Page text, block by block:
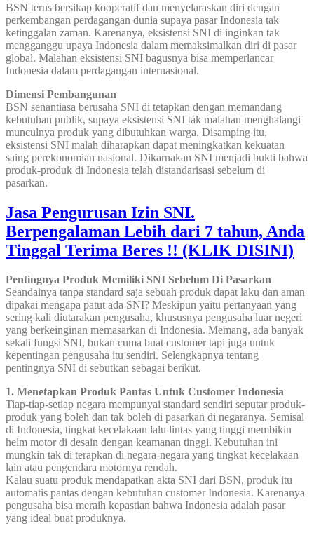
BSN terus bersikap kooperatif dan menyelaraskan diri dengan
perkembangan perdagangan dunia supaya pasar Indonesia tak
ketinggalan zaman. Karenanya, eksistensi SNI di inginkan tak
mengganggu upaya Indonesia dalam memaksimalkan diri di pasar
global. Malahan eksistensi SNI bagusnya bisa memperlancar
Indonesia dalam perdagangan internasional.
Dimensi Pembangunan
BSN senantiasa berusaha SNI di tetapkan dengan memandang
kebutuhan publik, supaya eksistensi SNI tak malahan menghalangi
munculnya produk yang dibutuhkan warga. Disamping itu,
eksistensi SNI malah diharapkan dapat meningkatkan kekuatan
saing perekonomian nasional. Dikarnakan SNI menjadi bukti bahwa
produk-produk di Indonesia telah distandarisasi sebelum di
pasarkan.
Jasa Pengurusan Izin SNI.
Berpengalaman Lebih dari 7 tahun, Anda
Tinggal Terima Beres !! (KLIK DISINI)
Pentingnya Produk Memiliki SNI Sebelum Di Pasarkan
Seandainya tanpa standard saja sebuah produk dapat laku dan aman
dipakai mengapa patut ada SNI? Meskipun yaitu pertanyaan yang
sering kali diutarakan pengusaha, khususnya pengusaha luar negeri
yang berkeinginan memasarkan di Indonesia. Memang, ada banyak
sekali fungsi SNI, bukan cuma buat customer tapi juga untuk
kepentingan pengusaha itu sendiri. Selengkapnya tentang
pentingnya SNI di sebutkan sebagai berikut.
1. Menetapkan Produk Pantas Untuk Customer Indonesia
Tiap-tiap-setiap negara mempunyai standard sendiri seputar produk-
produk yang boleh dan tak boleh di pasarkan di negaranya. Semisal
di Indonesia, tingkat kecelakaan lalu lintas yang tinggi membikin
helm motor di desain dengan keamanan tinggi. Kebutuhan ini
mungkin tak di terapkan di negara-negara yang tingkat kecelakaan
lain atau pengendara motornya rendah.
Kalau suatu produk mendapatkan akta SNI dari BSN, produk itu
automatis pantas dengan kebutuhan customer Indonesia. Karenanya
pengusaha bisa meraih kepastian bahwa Indonesia adalah pasar
yang ideal buat produknya.